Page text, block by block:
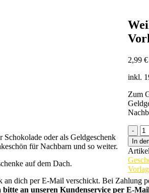
2,99 €
inkl.
Zum
für
und
-
In
Schokolade oder als Geldgeschenk
für Nachbarn und so weiter.
auf dem Dach.
dich per E-Mail verschickt. Bei Zahlung
an unseren Kundenservice per E-